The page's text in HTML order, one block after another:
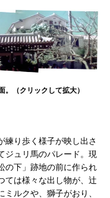
（クリックして拡大）
練り歩く様子が映し出さ
ジュリ馬のパレード。現
の下」跡地の前に作られ
ては様々な出し物が、辻
ルクや、獅子がおり、